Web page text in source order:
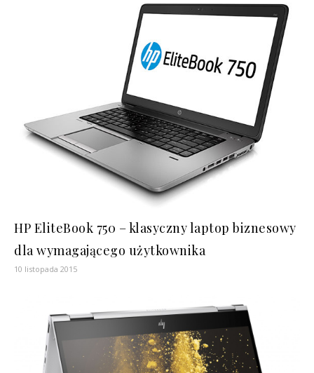
HP EliteBook 750 – klasyczny laptop biznesowy
dla wymagającego użytkownika
10 listopada 2015